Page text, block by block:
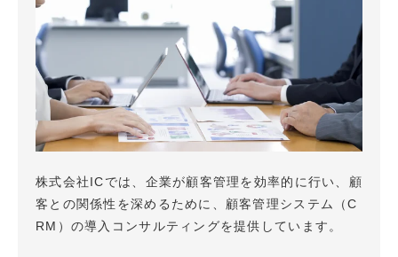
株式会社ICでは、企業が顧客管理を効率的に行い、顧
客との関係性を深めるために、顧客管理システム（C
RM）の導入コンサルティングを提供しています。